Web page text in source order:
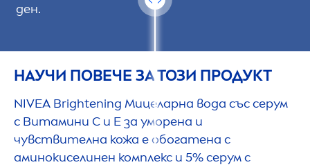
ден.
НАУЧИ ПОВЕЧЕ ЗА ТОЗИ ПРОДУКТ
NIVEA Brightening Мицеларна вода със серум
с Витамини C и E за уморена и
чувствителна кожа е обогатена с
аминокиселинен комплекс и 5% серум с